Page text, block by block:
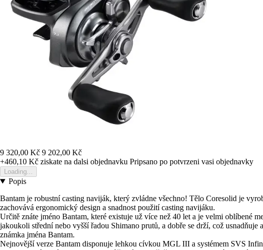
9 320,00 Kč 9 202,00 Kč
+460,10 Kč ziskate na dalsi objednavku Pripsano po potvrzeni vasi objednavky
Loading...
Popis
Bantam je robustní casting naviják, který zvládne všechno! Tělo Coresolid je
zachovává ergonomický design a snadnost použití casting navijáku.
Určitě znáte jméno Bantam, které existuje už více než 40 let a je velmi oblíbené
jakoukoli střední nebo vyšší řadou Shimano prutů, a dobře se drží, což
známka jména Bantam.
Nejnovější verze Bantam disponuje lehkou cívkou MGL III a systémem SVS